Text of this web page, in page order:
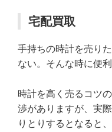
宅配買取
手持ちの時計を売り
ない。そんな時に便
時計を高く売るコツ
渉がありますが、実
りとりするとなると